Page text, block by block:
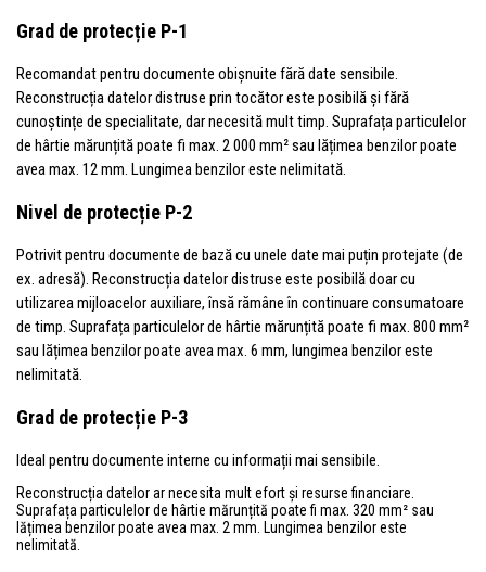
Grad de protecție P-1
Recomandat pentru documente obișnuite fără date sensibile.
Reconstrucția datelor distruse prin tocător este posibilă și fără
cunoștințe de specialitate, dar necesită mult timp. Suprafața particulelor
de hârtie mărunțită poate fi max. 2 000 mm² sau lățimea benzilor poate
avea max. 12 mm. Lungimea benzilor este nelimitată.
Nivel de protecție P-2
Potrivit pentru documente de bază cu unele date mai puțin protejate (de
ex. adresă). Reconstrucția datelor distruse este posibilă doar cu
utilizarea mijloacelor auxiliare, însă rămâne în continuare consumatoare
de timp. Suprafața particulelor de hârtie mărunțită poate fi max. 800 mm²
sau lățimea benzilor poate avea max. 6 mm, lungimea benzilor este
nelimitată.
Grad de protecție P-3
Ideal pentru documente interne cu informații mai sensibile.
Reconstrucția datelor ar necesita mult efort și resurse financiare.
Suprafața particulelor de hârtie mărunțită poate fi max. 320 mm² sau
lățimea benzilor poate avea max. 2 mm. Lungimea benzilor este
nelimitată.